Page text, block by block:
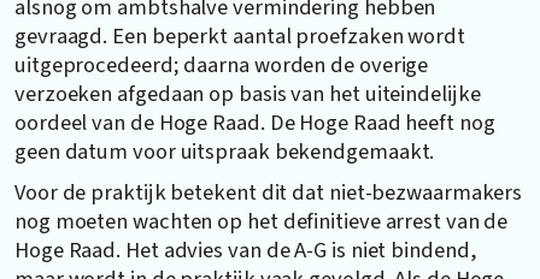
alsnog om ambtshalve vermindering hebben
gevraagd. Een beperkt aantal proefzaken wordt
uitgeprocedeerd; daarna worden de overige
verzoeken afgedaan op basis van het uiteindelijke
oordeel van de Hoge Raad. De Hoge Raad heeft nog
geen datum voor uitspraak bekendgemaakt.
Voor de praktijk betekent dit dat niet-bezwaarmakers
nog moeten wachten op het definitieve arrest van de
Hoge Raad. Het advies van de A-G is niet bindend,